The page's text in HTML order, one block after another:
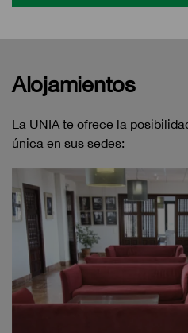
Alojamientos
La UNIA te ofrece la
única en sus sedes: